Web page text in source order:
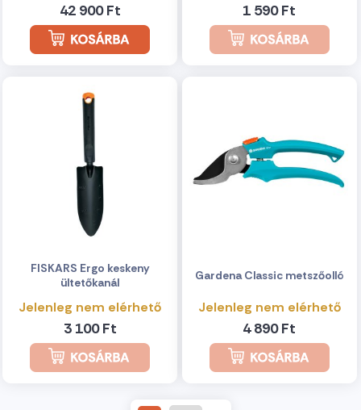
42 900 Ft 1 590 Ft
FISKARS Ergo keskeny
ültetőkanál
Jelenleg nem elérhető
3 100 Ft
Gardena Classic metszőolló
Jelenleg nem elérhető
4 890 Ft